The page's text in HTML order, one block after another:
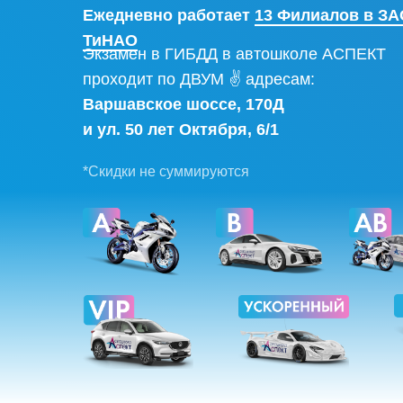
*Скидки не суммируются
Экзамен в ГИБДД в автошколе АСПЕКТ
проходит по ДВУМ ✌ адресам:
Варшавское шоссе, 170Д
и ул. 50 лет Октября, 6/1
Ежедневно работает 13 Филиалов в
ТиНАО